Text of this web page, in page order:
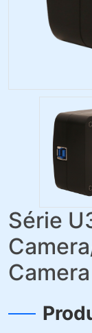
Série
Camera